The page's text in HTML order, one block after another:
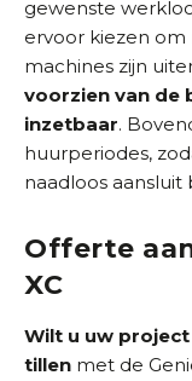
gewenste
ervoor kiezen om
machines zijn
voorzien van de
inzetbaar.
huurperiodes,
naadloos
Offerte
XC
Wilt u uw
tillen met de